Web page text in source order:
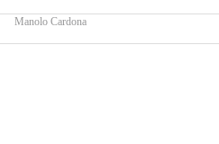
Manolo Cardona